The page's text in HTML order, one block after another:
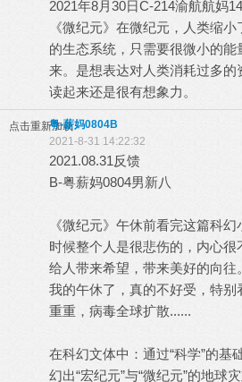
2021年8月30日C-214渝航航妈
《微纪元》在微纪元，人类缩
的生态系统，只需要很微小的
来。是想表达对人类消耗过多
读起来还是很有想象力。
点击重新加载粤-薪妈0804B
2021-8-31 14:22:32
2021.08.31反馈
B-粤薪妈0804男新八
《微纪元》午休前看完这篇科
时候整个人是很悲伤的，内心很
给人带来希望，带来美好的向往
我的午休了，真的不好受，特别
重重，病毒全球扩散......
在科幻文体中：通过“科学”的基
幻出“宏纪元”与“微纪元”的地球